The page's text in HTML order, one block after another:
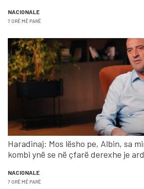
NACIONALE
7 ORË MË PARË
Haradinaj: Mos lësho pe, Albin, sa
kombi ynë se në çfarë derexhe je
NACIONALE
7 ORË MË PARË